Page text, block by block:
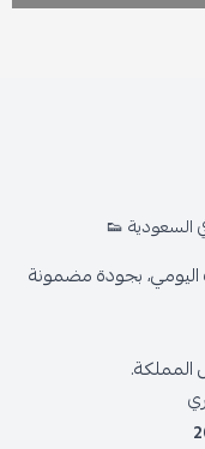
السعودية 👟
بجودة مضمونة